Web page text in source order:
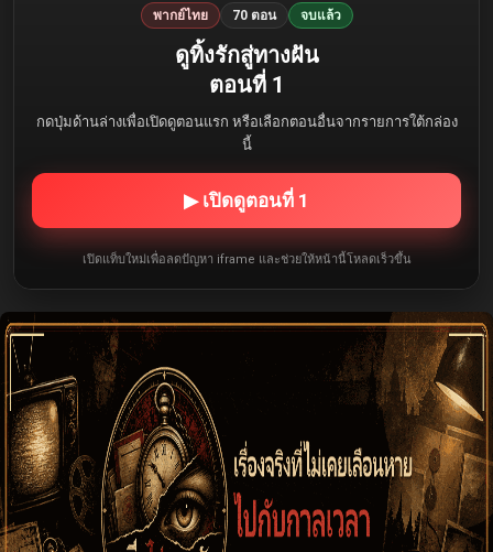
พากย์ไทย 70 ตอน จบแล้ว
ดูทิ้งรักสู่ทางฝัน
ตอนที่ 1
กดปุ่มด้านล่างเพื่อเปิดดูตอนแรก หรือเลือกตอนอื่นจากรายการใต้กล่อง
นี้
▶ เปิดดูตอนที่ 1
เปิดแท็บใหม่เพื่อลดปัญหา iframe และช่วยให้หน้านี้โหลดเร็วขึ้น